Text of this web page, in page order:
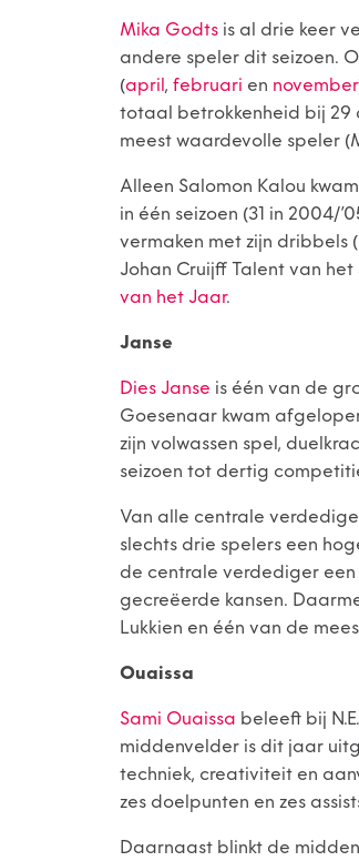
Mika Godts is al drie keer
andere speler dit seizoen.
(april, februari en november
totaal betrokkenheid bij 29
meest waardevolle speler
Alleen Salomon Kalou
in één seizoen (31 in 2004/
vermaken met zijn dribbels
Johan Cruijff Talent van
van het Jaar.
Janse
Dies Janse is één van de
Goesenaar kwam
zijn volwassen spel,
seizoen tot dertig
Van alle centrale
slechts drie spelers een
de centrale verdediger
gecreëerde kansen.
Lukkien en één van de
Ouaissa
Sami Ouaissa beleeft bij
middenvelder is dit jaar
techniek, creativiteit en
zes doelpunten en zes
Daarnaast blinkt de